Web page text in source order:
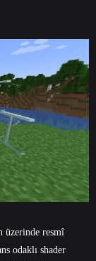
üzerinde resmî
odaklı shader